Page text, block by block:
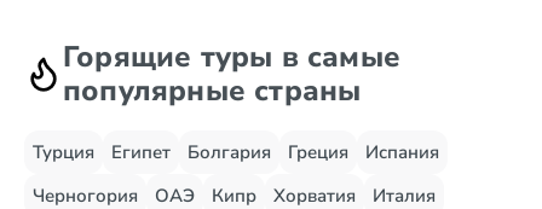
Горящие туры в самые
популярные страны
Турция Египет Болгария Греция
Испания
Черногория
ОАЭ Кипр Хорватия
Италия